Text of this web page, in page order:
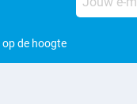
de hoogte